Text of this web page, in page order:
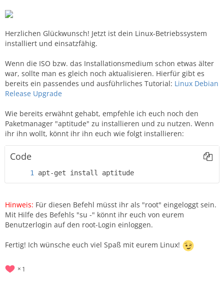
Herzlichen Glückwunsch! Jetzt ist dein Linux-Betriebssystem
installiert und einsatzfähig.
Wenn die ISO bzw. das Installationsmedium schon etwas älter
war, sollte man es gleich noch aktualisieren. Hierfür gibt es
bereits ein passendes und ausführliches Tutorial: Linux Debian
Release Upgrade
Wie bereits erwähnt gehabt, empfehle ich euch noch den
Paketmanager "aptitude" zu installieren und zu nutzen. Wenn
ihr ihn wollt, könnt ihr ihn euch wie folgt installieren:
Code
apt-get install aptitude
Hinweis: Für diesen Befehl müsst ihr als "root" eingeloggt sein.
Mit Hilfe des Befehls "su -" könnt ihr euch von eurem
Benutzerlogin auf den root-Login einloggen.
Fertig! Ich wünsche euch viel Spaß mit eurem Linux!
1